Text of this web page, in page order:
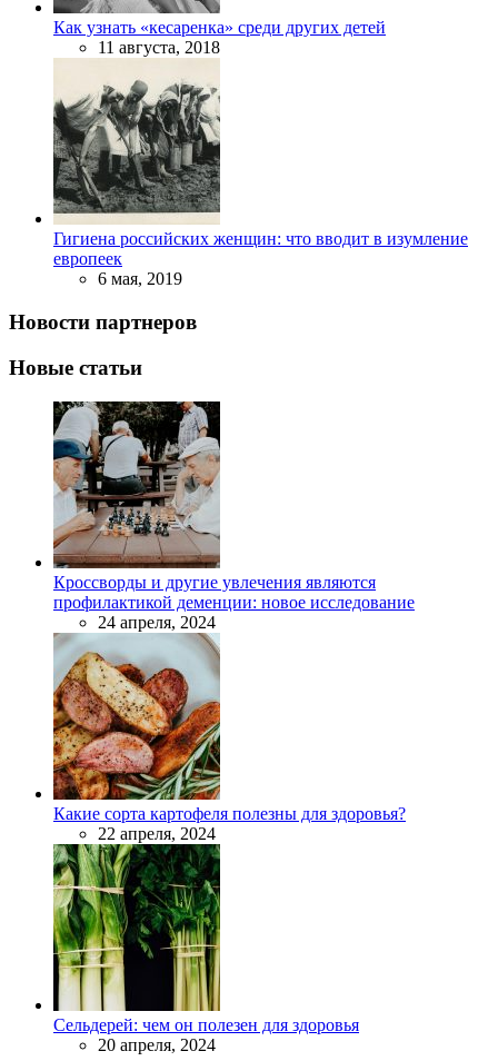
Как узнать «кесаренка» среди других детей
11 августа, 2018
Гигиена российских женщин: что вводит в изумление
европеек
6 мая, 2019
Новости партнеров
Новые статьи
Кроссворды и другие увлечения являются
профилактикой деменции: новое исследование
24 апреля, 2024
Какие сорта картофеля полезны для здоровья?
22 апреля, 2024
Сельдерей: чем он полезен для здоровья
20 апреля, 2024